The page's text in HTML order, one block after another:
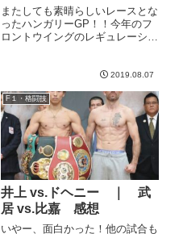
またしても素晴らしいレースとな
ったハンガリーGP！！今年のフ
ロントウイングのレギュレーショ
強すぎてその効果が霞みました
が、レッドブルが追いついてきた
ことによって、後ろにつきやすく
なっ...
2019.08.07
F１・格闘技
井上 vs.ドヘニー ｜ 武
居 vs.比嘉 感想
いやー、面白かった！他の試合も